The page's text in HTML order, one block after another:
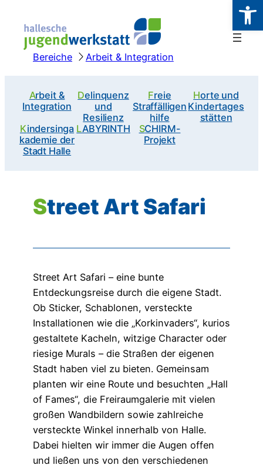
Inhalt
springenBereiche Arbeit & Integration
Arbeit &
Integration
Delinquenz
und
Resilienz
Freie
Straffälligen
hilfe
Horte und
Kindertages
stätten
Kindersinga
kademie der
Stadt Halle
LABYRINTH
SCHIRM-
Projekt
Street Art Safari
Street Art Safari – eine bunte
Entdeckungsreise durch die eigene Stadt.
Ob Sticker, Schablonen, versteckte
Installationen wie die „Korkinvaders“, kurios
gestaltete Kacheln, witzige Character oder
riesige Murals – die Straßen der eigenen
Stadt haben viel zu bieten. Gemeinsam
planten wir eine Route und besuchten „Hall
of Fames“, die Freiraumgalerie mit vielen
großen Wandbildern sowie zahlreiche
versteckte Winkel innerhalb von Halle.
Dabei hielten wir immer die Augen offen
und ließen uns von den verschiedenen